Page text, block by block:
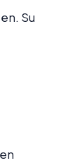
Su